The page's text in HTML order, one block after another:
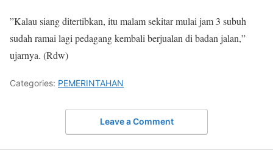
”Kalau siang ditertibkan, itu malam sekitar mulai jam 3 subuh
sudah ramai lagi pedagang kembali berjualan di badan jalan,”
ujarnya. (Rdw)
Categories: PEMERINTAHAN
Leave a Comment